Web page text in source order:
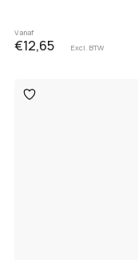
Vanaf
€12,65 Excl. BTW
Toevoegen
aan